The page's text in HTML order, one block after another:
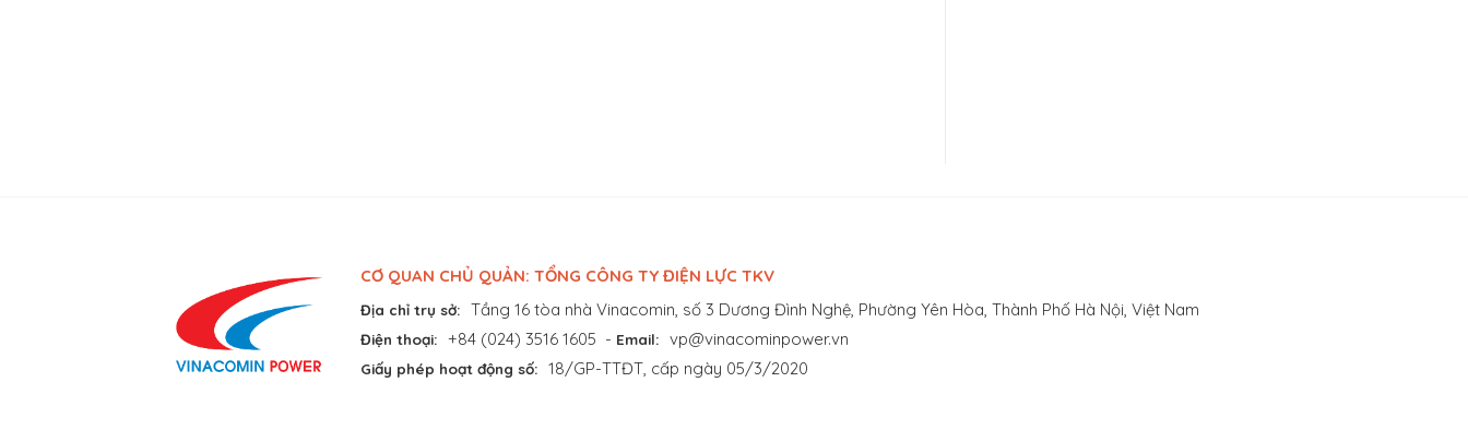
CƠ QUAN CHỦ QUẢN: TỔNG CÔNG TY ĐIỆN LỰC TKV
Địa chỉ trụ sở: Tầng 16 tòa nhà Vinacomin, số 3 Dương Đình Nghệ, Phường Yên Hòa, Thành Phố Hà Nội, Việt Nam
Điện thoại: +84 (024) 3516 1605 - Email: vp@vinacominpower.vn
Giấy phép hoạt động số: 18/GP-TTĐT, cấp ngày 05/3/2020